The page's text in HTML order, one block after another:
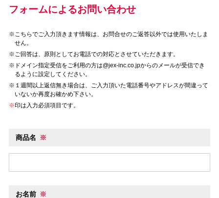
フォームによるお問い合わせ
※こちらでご入力頂きます情報は、お問合せのご返答以外では使用いたしま
せん。
※ご回答は、原則としてお電話での対応とさせていただきます。
※ドメイン指定受信をご利用の方は@jex-inc.co.jpからのメールが受信でき
るように設定してください。
※１週間以上返信無き場合は、ご入力頂いた電話番号やアドレスが間違って
いないか再度お確かめ下さい。
※印は入力必須項目です。
商品名 ※
お名前 ※